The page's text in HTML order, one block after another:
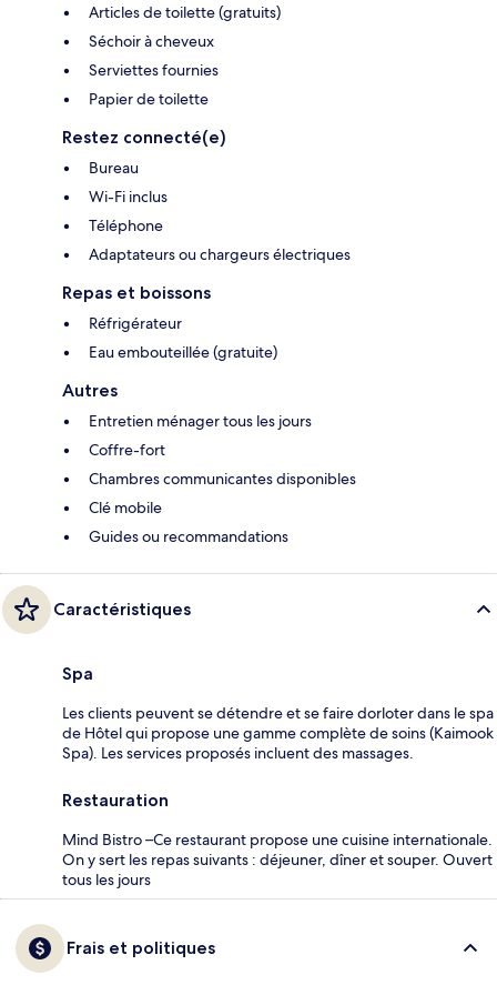
Articles de toilette (gratuits)
Séchoir à cheveux
Serviettes fournies
Papier de toilette
Restez connecté(e)
Bureau
Wi-Fi inclus
Téléphone
Adaptateurs ou chargeurs électriques
Repas et boissons
Réfrigérateur
Eau embouteillée (gratuite)
Autres
Entretien ménager tous les jours
Coffre-fort
Chambres communicantes disponibles
Clé mobile
Guides ou recommandations
Caractéristiques
Spa
Les clients peuvent se détendre et se faire dorloter dans le spa
de Hôtel qui propose une gamme complète de soins (Kaimook
Spa). Les services proposés incluent des massages.
Restauration
Mind Bistro –Ce restaurant propose une cuisine internationale.
On y sert les repas suivants : déjeuner, dîner et souper. Ouvert
tous les jours
Frais et politiques